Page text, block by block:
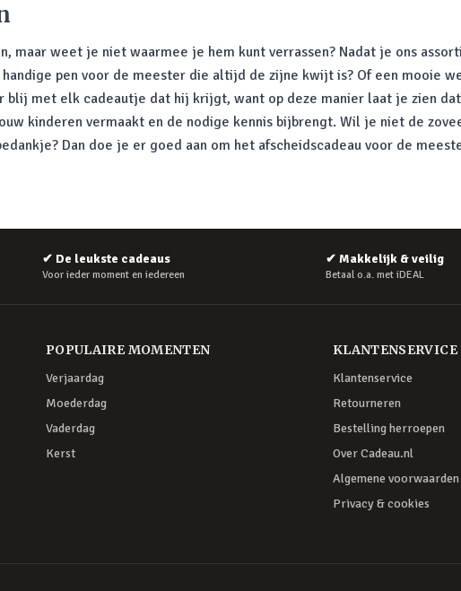
maar weet je niet waarmee je hem kunt verrassen? Nadat je ons
handige pen voor de meester die altijd de zijne kwijt is? Of een mooie
blij met elk cadeautje dat hij krijgt, want op deze manier laat je zien
kinderen vermaakt en de nodige kennis bijbrengt. Wil je niet de
Dan doe je er goed aan om het afscheidscadeau voor de
✔ De leukste cadeaus
Voor ieder moment en iedereen
✔ Makkelijk & veilig
Betaal o.a. met iDEAL
POPULAIRE MOMENTEN
Verjaardag
Moederdag
Vaderdag
Kerst
KLANTENSERVICE
Klantenservice
Retourneren
Bestelling herroepen
Over Cadeau.nl
Algemene voorwaarden
Privacy & cookies